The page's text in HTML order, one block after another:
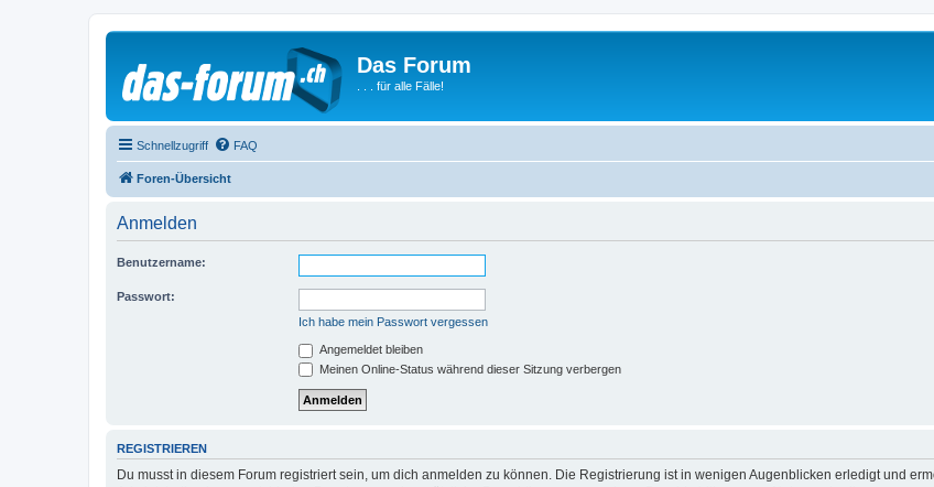
Das Forum
. . . für alle Fälle!
Schnellzugriff FAQ
Foren-Übersicht
Anmelden
Benutzername:
Passwort:
Ich habe mein Passwort vergessen
Angemeldet bleiben
Meinen Online-Status während dieser Sitzung verbergen
REGISTRIEREN
Du musst in diesem Forum registriert sein, um dich anmelden zu können. Die Registrierung ist in wenigen Augenblicken erledigt und